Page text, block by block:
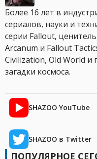
Более 16 лет в
сериалов, науки и
серии Fallout,
Arcanum и Fallout
Civilization, Old World
загадки космоса.
SHAZOO YouTube
SHAZOO в Twitter
ПОПУЛЯРНОЕ